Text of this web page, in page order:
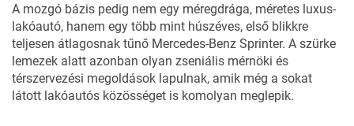
A mozgó bázis pedig nem egy méregdrága, méretes luxus-
lakóautó, hanem egy több mint húszéves, első blikkre
teljesen átlagosnak tűnő Mercedes-Benz Sprinter. A szürke
lemezek alatt azonban olyan zseniális mérnöki és
térszervezési megoldások lapulnak, amik még a sokat
látott lakóautós közösséget is komolyan meglepik.